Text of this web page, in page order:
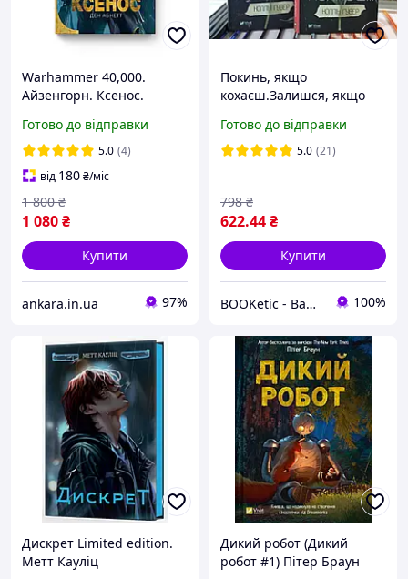
Warhammer 40,000.
Айзенгорн. Ксенос.
Готово до відправки
5.0 (4)
від 180₴/міс
1 080₴
1 800 ₴
Купити
ankara.in.ua 97%
Покинь, якщо
кохаєш.Залишся, якщо
Гувер.Комплект з 2х кн.
Готово до відправки
5.0 (21)
622.44₴
798 ₴
Купити
BOOKetic - Ваш книжковий магазин 100%
Дискрет Limited edition.
Метт Кауліц
Дикий робот (Дикий
робот #1) Пітер Браун